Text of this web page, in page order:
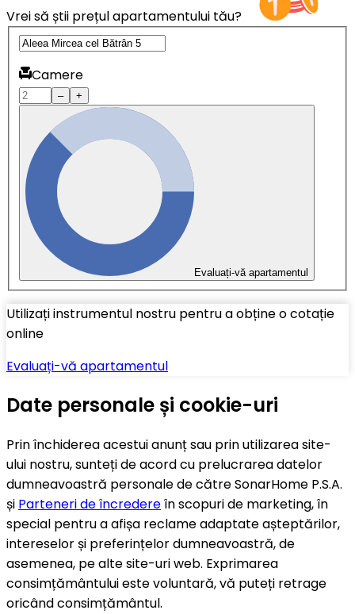
Vrei să știi prețul apartamentului tău?
Camere
– +
Evaluați-vă apartamentul
Utilizați instrumentul nostru pentru a obține o cotație
online
Evaluați-vă apartamentul
Date personale și cookie-uri
Prin închiderea acestui anunț sau prin utilizarea site-
ului nostru, sunteți de acord cu prelucrarea datelor
dumneavoastră personale de către SonarHome P.S.A.
și Parteneri de încredereîn scopuri de marketing, în
special pentru a afișa reclame adaptate așteptărilor,
intereselor și preferințelor dumneavoastră, de
asemenea, pe alte site-uri web. Exprimarea
consimțământului este voluntară, vă puteți retrage
oricând consimțământul.